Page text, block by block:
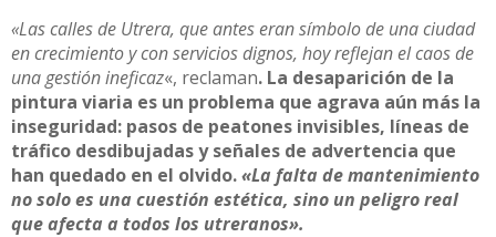
«Las calles de Utrera, que antes eran símbolo de una ciudad
en crecimiento y con servicios dignos, hoy reflejan el caos de
una gestión ineficaz«, reclaman. La desaparición de la
pintura viaria es un problema que agrava aún más la
inseguridad: pasos de peatones invisibles, líneas de
tráfico desdibujadas y señales de advertencia que
han quedado en el olvido.«La falta de mantenimiento
no solo es una cuestión estética, sino un peligro real
que afecta a todos los utreranos».